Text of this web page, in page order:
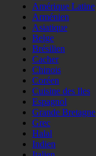
Amérique Latine
Arménien
Asiatique
Belge
Brésilien
Cacher
Chinois
Coréen
Cuisine des Iles
Espagnol
Grande Bretagne
Grec
Halal
Indien